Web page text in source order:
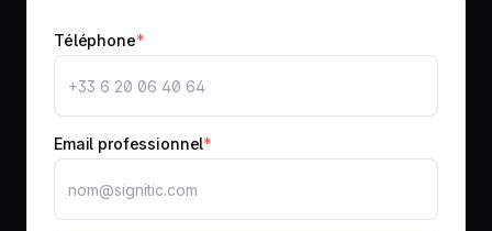
Téléphone*
Email professionnel*